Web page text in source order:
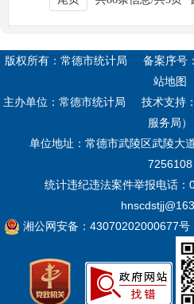
版权所有：常德市统计局 备案序号：
站地图
主办单位：常德市统计局
技术支持
服务局）
单位地址：常德市武陵区武陵大
7256108
统计违纪违法案件举报电话：
湘公网安备：43070202000677号